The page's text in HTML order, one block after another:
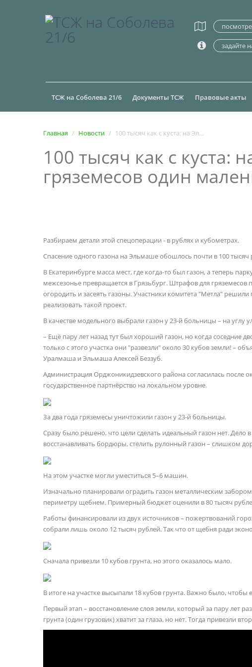
задайте
ТСЖ на Соболева 21/6 Документы ТСЖ Правовые акты
Главная Новости 100 тысяч как с куста: на Эльмаше показательно спасли от гряземесов один маленький газон
100 тысяч как с куста:
гряземесов один
Разбираем детали этой спецоперации - в рублях и кубометрах.
Спасение одного газона на Эльмаше обошлось почти в 100 тысяч
В Екатеринбурге масса мест, где когда-то был газон, а теперь
межсезонье превращается в Грязьбург. Штрафов для
огородить и засеять газоны. Участники комитета "Метла"
реализовать такой проект.
В качестве модельного выбрали газон у 23-й больницы – на
– Ещё пару лет назад тут был хороший газон, но когда соседние
только с этого участка они "развезли" около 30 кубов земли! –
Уралмаша и Эльмаша Алексей Беззуб.
Администрация Орджоникидзевского района согласилась после
государственное партнёрство на локальном уровне.
За два года гряземесы уничтожили газон у 23-й больницы.
Сразу было решено, что цели сделать идеальный газон нет.
восстанавливать бордюры, стелить рулонный газон – слишком
На этом участке могли уместиться 5–6 машин.
Изначально планировали оградить газон металлическим
периметру щебнем. Примерный бюджет оценили в 80 тысяч
Работы финансировали из двух источников – пожертвований
собрали лишь около 12 тысяч рублей. Так что от щебня ради
Сначала привезли 10 кубов грунта, но этого оказалось мало.
В итоге на участке высыпали 18 кубов грунта. Важно было,
Первый этап – восстановление слоя земли, который за пару лет
грунта (один грузовик) хватит за глаза, но нет. Тогда привезли